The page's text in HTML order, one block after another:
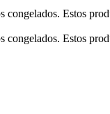
Estos
Estos